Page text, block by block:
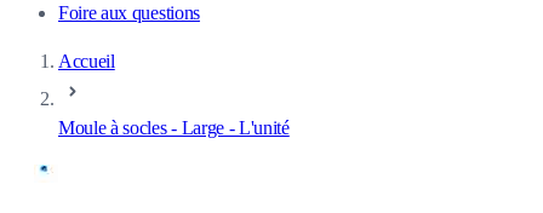
Foire aux questions
Accueil
Moule à socles - Large - L'unité